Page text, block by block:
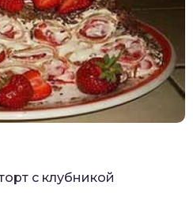
с клубникой